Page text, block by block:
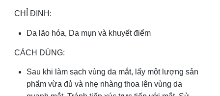
CHỈ ĐỊNH:
Da lão hóa, Da mụn và khuyết điểm
CÁCH DÙNG:
Sau khi làm sạch vùng da mắt, lấy một lượng sản
phẩm vừa đủ và nhẹ nhàng thoa lên vùng da